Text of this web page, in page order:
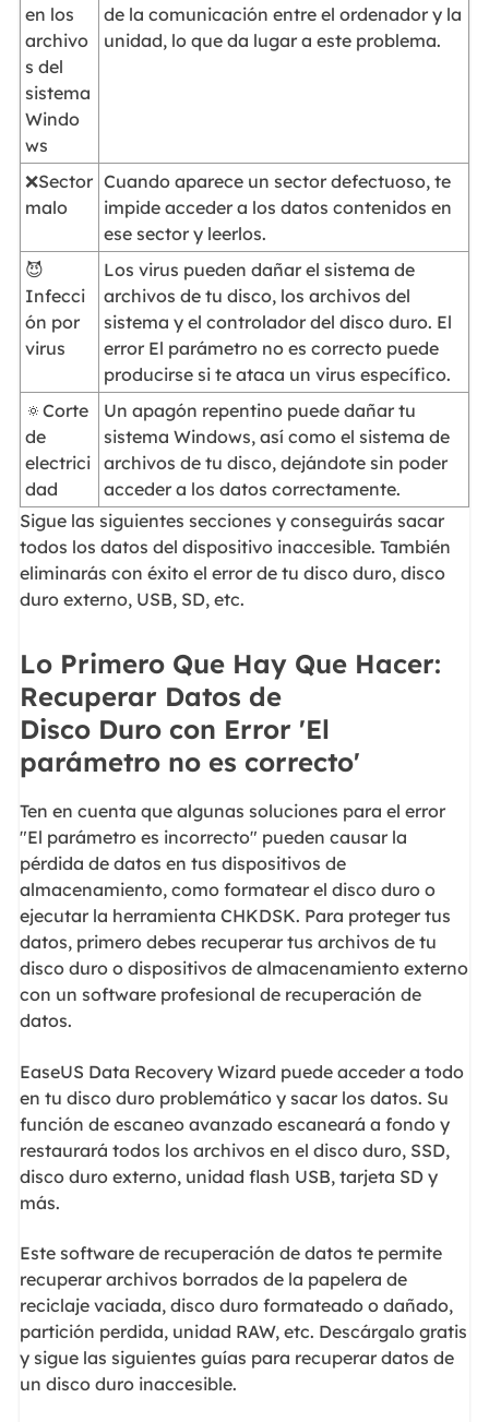
en los
archivo
s del
sistema
Windo
ws
de la comunicación entre el ordenador y la
unidad, lo que da lugar a este problema.
❌Sector
malo
Cuando aparece un sector defectuoso, te
impide acceder a los datos contenidos en
ese sector y leerlos.
😈
Infecci
ón por
virus
Los virus pueden dañar el sistema de
archivos de tu disco, los archivos del
sistema y el controlador del disco duro. El
error El parámetro no es correcto puede
producirse si te ataca un virus específico.
🔅Corte
de
electrici
dad
Un apagón repentino puede dañar tu
sistema Windows, así como el sistema de
archivos de tu disco, dejándote sin poder
acceder a los datos correctamente.
Sigue las siguientes secciones y conseguirás sacar
todos los datos del dispositivo inaccesible. También
eliminarás con éxito el error de tu disco duro, disco
duro externo, USB, SD, etc.
Lo Primero Que Hay Que Hacer:
Recuperar Datos de
Disco Duro con Error 'El
parámetro no es correcto'
Ten en cuenta que algunas soluciones para el error
"El parámetro es incorrecto" pueden causar la
pérdida de datos en tus dispositivos de
almacenamiento, como formatear el disco duro o
ejecutar la herramienta CHKDSK. Para proteger tus
datos, primero debes recuperar tus archivos de tu
disco duro o dispositivos de almacenamiento externo
con un software profesional de recuperación de
datos.
EaseUS Data Recovery Wizard puede acceder a todo
en tu disco duro problemático y sacar los datos. Su
función de escaneo avanzado escaneará a fondo y
restaurará todos los archivos en el disco duro, SSD,
disco duro externo, unidad flash USB, tarjeta SD y
más.
Este software de recuperación de datos te permite
recuperar archivos borrados de la papelera de
reciclaje vaciada, disco duro formateado o dañado,
partición perdida, unidad RAW, etc. Descárgalo gratis
y sigue las siguientes guías para recuperar datos de
un disco duro inaccesible.